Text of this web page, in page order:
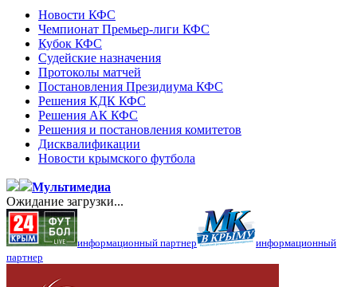
Новости КФС
Чемпионат Премьер-лиги КФС
Кубок КФС
Судейские назначения
Протоколы матчей
Постановления Президиума КФС
Решения КДК КФС
Решения АК КФС
Решения и постановления комитетов
Дисквалификации
Новости крымского футбола
Мультимедиа
Ожидание загрузки...
информационный партнер
информационный
партнер